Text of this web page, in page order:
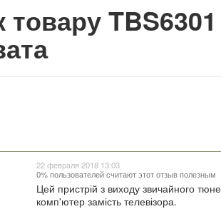
товару
22 февраля 2018 13:03
0% пользователей считают этот отзыв полезным
Цей пристрій з виходу звичайного
комп'ютер замість телевізора.